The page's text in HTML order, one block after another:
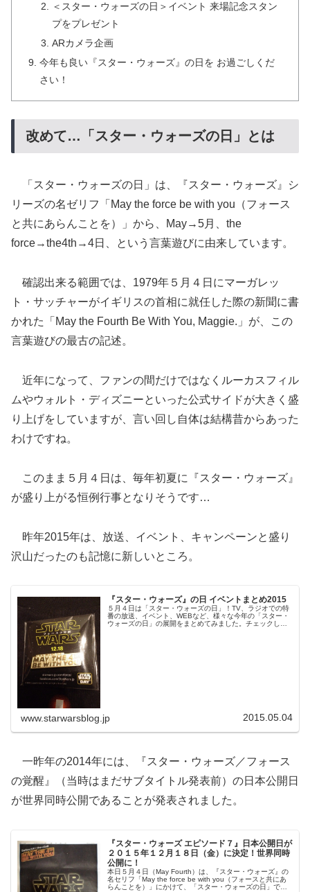
＜スター・ウォーズの日＞イベント 来場記念スタン
プをプレゼント
ARカメラ企画
今年も良い『スター・ウォーズ』の日を お過ごしくだ
さい！
改めて…「スター・ウォーズの日」とは
「スター・ウォーズの日」は、『スター・ウォーズ』シ
リーズの名ゼリフ「May the force be with you（フォース
と共にあらんことを）」から、May→5月、the
force→the4th→4日、という言葉遊びに由来しています。
確認出来る範囲では、1979年５月４日にマーガレッ
ト・サッチャーがイギリスの首相に就任した際の新聞に書
かれた「May the Fourth Be With You, Maggie.」が、この
言葉遊びの最古の記述。
近年になって、ファンの間だけではなくルーカスフィル
ムやウォルト・ディズニーといった公式サイドが大きく盛
り上げをしていますが、言い回し自体は結構昔からあった
わけですね。
このまま５月４日は、毎年初夏に『スター・ウォーズ』
が盛り上がる恒例行事となりそうです…
昨年2015年は、放送、イベント、キャンペーンと盛り
沢山だったのも記憶に新しいところ。
『スター・ウォーズ』の日 イベントまとめ2015
５月４日は「スター・ウォーズの日」！TV、ラジオでの特
番の放送、イベント、WEBなど、様々な今年の「スター・
ウォーズの日」の展開をまとめてみました。チェックし
www.starwarsblog.jp 2015.05.04
一昨年の2014年には、『スター・ウォーズ／フォース
の覚醒』（当時はまだサブタイトル発表前）の日本公開日
が世界同時公開であることが発表されました。
『スター・ウォーズ エピソード７』日本公開日が
２０１５年１２月１８日（金）に決定！世界同時
公開に！
本日５月４日（May Fourth）は、『スター・ウォーズ』の
名セリフ「May the force be with you（フォースと共にあ
らんことを）」にかけて、「スター・ウォーズの日」で